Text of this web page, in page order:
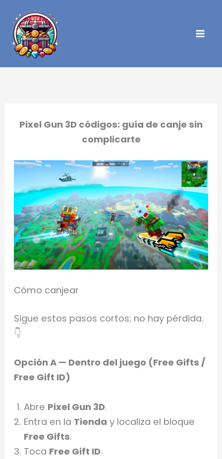
contenido
Pixel Gun 3D códigos: guía de canje sin
complicarte
Cómo canjear
Sigue estos pasos cortos; no hay pérdida.
👇
Opción A — Dentro del juego (Free Gifts /
Free Gift ID)
Abre Pixel Gun 3D.
Entra en la Tienda y localiza el bloque
Free Gifts.
Toca Free Gift ID.